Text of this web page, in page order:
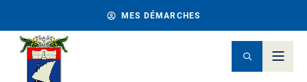
MES DÉMARCHES